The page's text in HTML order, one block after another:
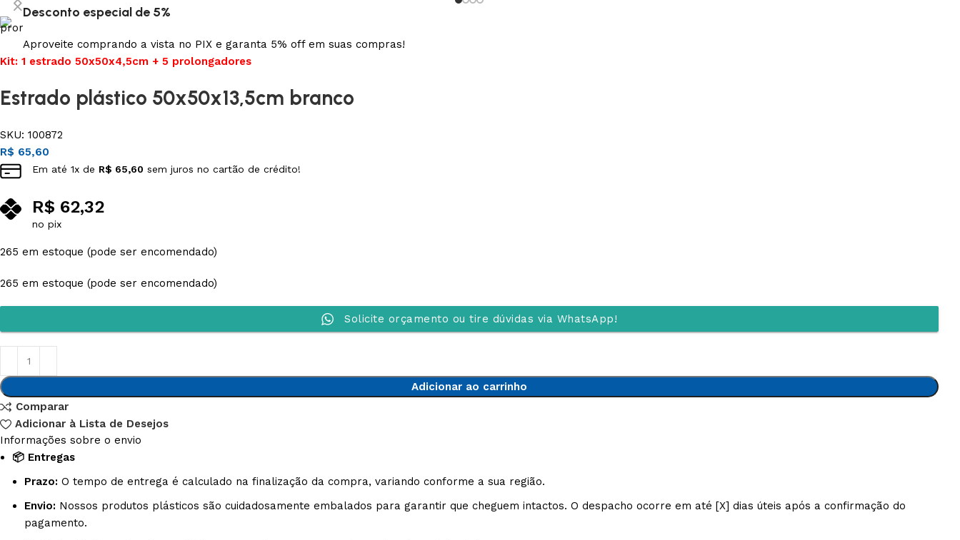
A
CX
PL SPA SPB SPC
XPA
Desconto especial de 5%
Aproveite comprando a vista no PIX e garanta 5% off em suas compras!
Kit: 1 estrado 50x50x4,5cm + 5 prolongadores
Estrado plástico 50x50x13,5cm branco
SKU:100872
R$ 65,60
Em até1x de R$ 65,60 sem juros no cartão de crédito!
R$ 62,32
no pix
265 em estoque (pode ser encomendado)
265 em estoque (pode ser encomendado)
Solicite orçamento ou tire dúvidas via WhatsApp!
Adicionar ao carrinho
Comparar
Adicionar à Lista de Desejos
Informações sobre o envio
📦 Entregas
Prazo: O tempo de entrega é calculado na finalização da compra, variando conforme a sua região.
Envio: Nossos produtos plásticos são cuidadosamente embalados para garantir que cheguem intactos. O despacho ocorre em até [X] dias úteis após a confirmação do
pagamento.